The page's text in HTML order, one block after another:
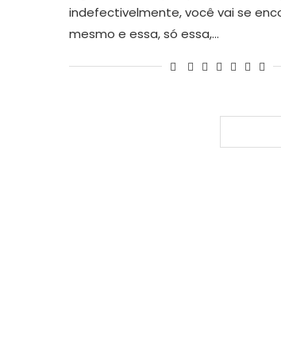
indefectivelmente, você vai se
mesmo e essa, só essa,…